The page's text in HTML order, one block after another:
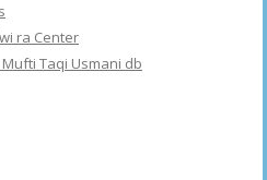
ra Center
Taqi Usmani db